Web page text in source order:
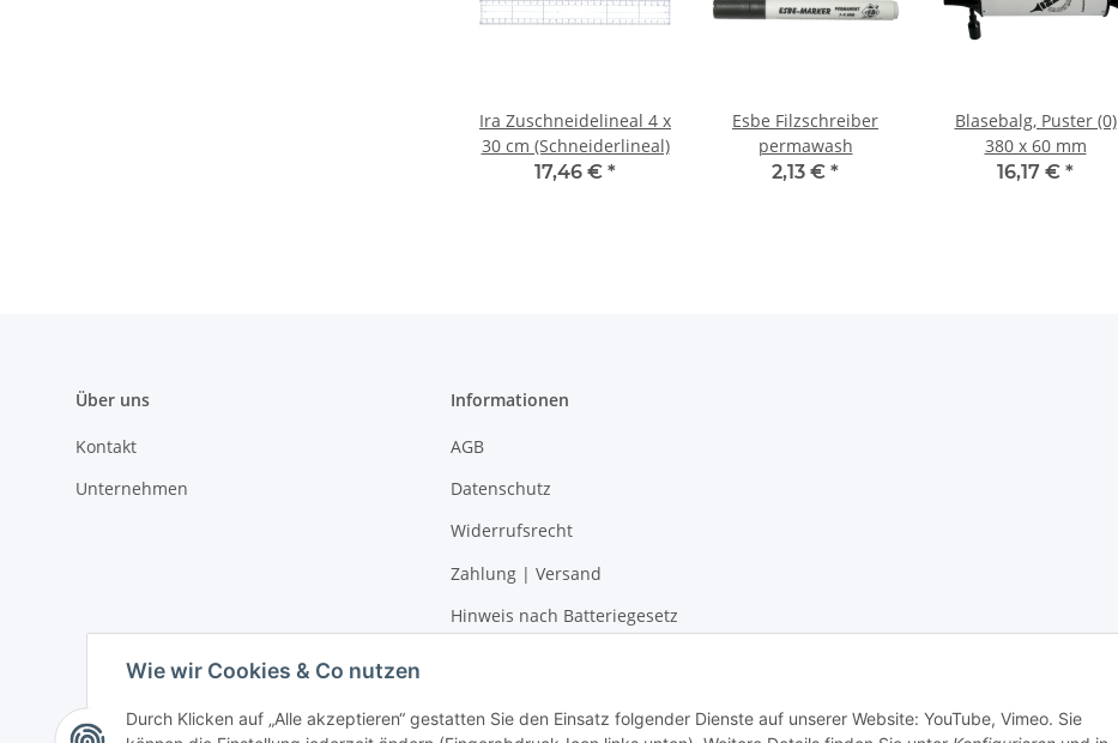
Wie wir Cookies & Co nutzen
Durch Klicken auf „Alle akzeptieren“ gestatten Sie den Einsatz folgender Dienste auf unserer Website: YouTube, Vimeo. Sie
Ira Zuschneidelineal 4 x
30 cm (Schneiderlineal)
17,46 € *
Esbe Filzschreiber
permawash
2,13 € *
Blasebalg, Puster (0)
380 x 60 mm
16,17 € *
Über uns
Kontakt
Unternehmen
Informationen
AGB
Datenschutz
Widerrufsrecht
Zahlung | Versand
Hinweis nach Batteriegesetz